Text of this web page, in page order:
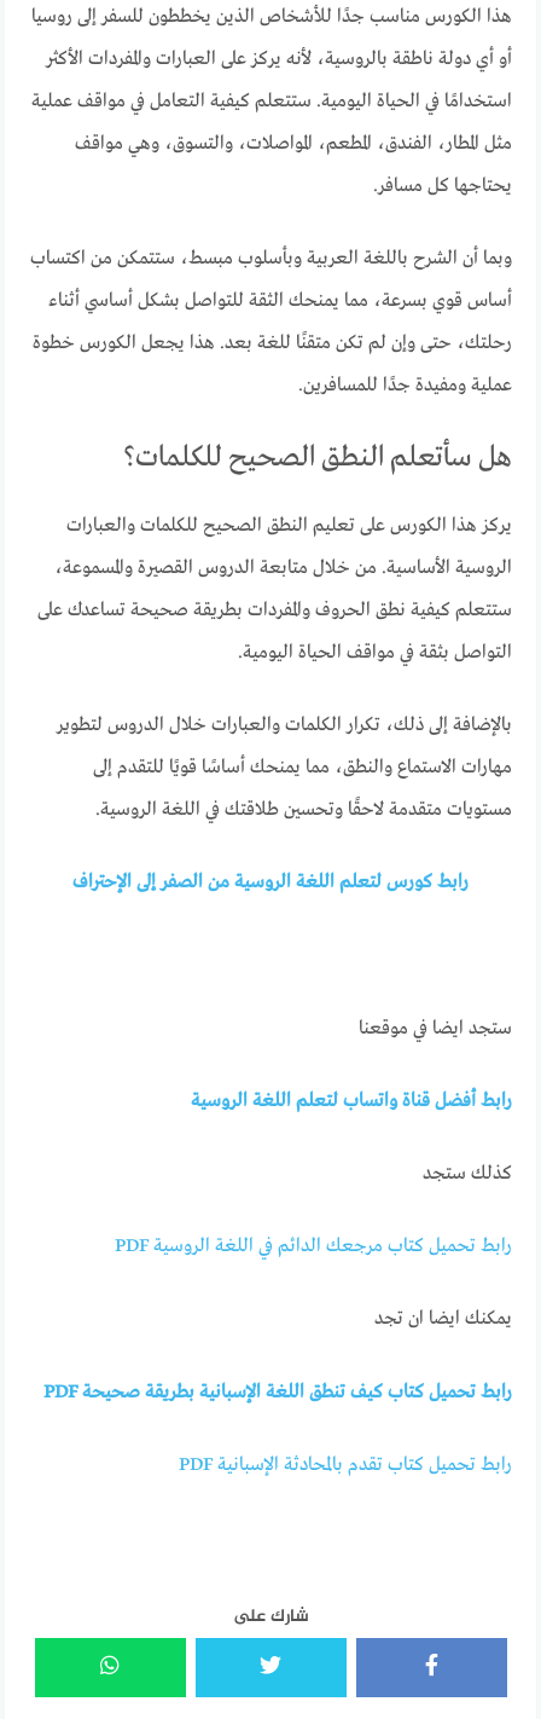
هذا الكورس مناسب جدًا للأشخاص الذين يخططون للسفر إلى روسيا
أو أي دولة ناطقة بالروسية، لأنه يركز على العبارات والمفردات الأكثر
استخدامًا في الحياة اليومية. ستتعلم كيفية التعامل في مواقف عملية
مثل المطار، الفندق، المطعم، المواصلات، والتسوق، وهي مواقف
يحتاجها كل مسافر.
وبما أن الشرح باللغة العربية وبأسلوب مبسط، ستتمكن من اكتساب
أساس قوي بسرعة، مما يمنحك الثقة للتواصل بشكل أساسي أثناء
رحلتك، حتى وإن لم تكن متقنًا للغة بعد. هذا يجعل الكورس خطوة
عملية ومفيدة جدًا للمسافرين.
هل سأتعلم النطق الصحيح للكلمات؟
يركز هذا الكورس على تعليم النطق الصحيح للكلمات والعبارات
الروسية الأساسية. من خلال متابعة الدروس القصيرة والمسموعة،
ستتعلم كيفية نطق الحروف والمفردات بطريقة صحيحة تساعدك على
التواصل بثقة في مواقف الحياة اليومية.
بالإضافة إلى ذلك، تكرار الكلمات والعبارات خلال الدروس لتطوير
مهارات الاستماع والنطق، مما يمنحك أساسًا قويًا للتقدم إلى
مستويات متقدمة لاحقًا وتحسين طلاقتك في اللغة الروسية.
رابط كورس لتعلم اللغة الروسية من الصفر إلى الإحتراف
ستجد ايضا في موقعنا
رابط أفضل قناة واتساب لتعلم اللغة الروسية
كذلك ستجد
رابط تحميل كتاب مرجعك الدائم في اللغة الروسية PDF
يمكنك ايضا ان تجد
رابط تحميل كتاب كيف تنطق اللغة الإسبانية بطريقة صحيحة PDF
رابط تحميل كتاب تقدم بالمحادثة الإسبانية PDF
شارك على